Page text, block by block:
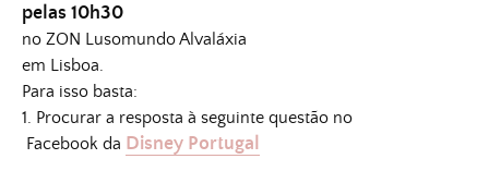
pelas 10h30
no ZON Lusomundo Alvaláxia
em Lisboa.
Para isso basta:
1. Procurar a resposta à seguinte questão no
Facebook da Disney Portugal